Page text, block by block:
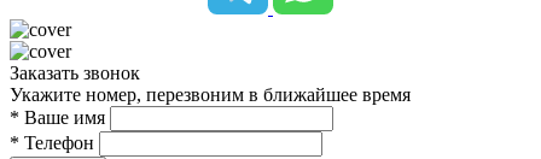
Заказать звонок
Укажите номер, перезвоним в ближайшее время
* Ваше имя
* Телефон